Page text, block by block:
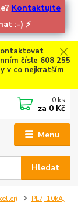
Kontaktujte
:-) ⚡
čísle 608 255
v co nejkratším
Menu
Hledat
0 ks
za 0 Kč
PL7, 10kA,